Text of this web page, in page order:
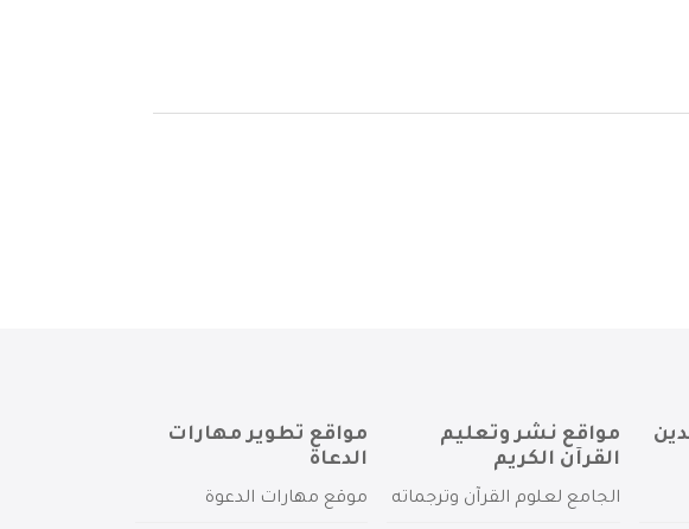
مواقع نشر وتعليم
القرآن الكريم
الجامع لعلوم القرآن وترجماته
مواقع تطوير مهارات
الدعاة
موقع مهارات الدعوة